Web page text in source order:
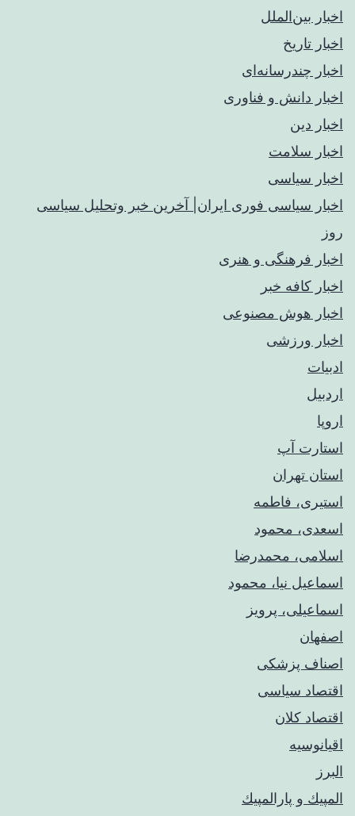
اخبار بین‌الملل
اخبار تاریخ
اخبار چندرسانه‌ای
اخبار دانش و فناوری
اخبار دین
اخبار سلامت
اخبار سیاسی
اخبار سیاسی فوری ایران| آخرین خبر وتحلیل سیاسی
روز
اخبار فرهنگی و هنری
اخبار کافه خبر
اخبار هوش مصنوعی
اخبار ورزشی
ادبیات
اردبیل
اروپا
استارت آپ
استان تهران
استیری، فاطمه
اسعدی، محمود
اسلامی، محمدرضا
اسماعیل نیا، محمود
اسماعیلی، پرویز
اصفهان
اصناف پزشکی
اقتصاد سیاسی
اقتصاد کلان
اقیانوسیه
البرز
المپيك و پارالمپيك